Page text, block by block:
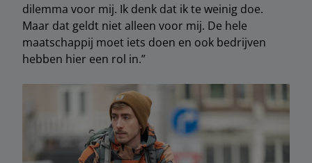
dilemma voor mij. Ik denk dat ik te weinig doe.
Maar dat geldt niet alleen voor mij. De hele
maatschappij moet iets doen en ook bedrijven
hebben hier een rol in.”